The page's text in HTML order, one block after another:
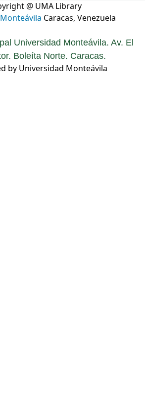
@ UMA Library
Caracas, Venezuela
Universidad Monteávila. Av. El
Boleíta Norte. Caracas.
by Universidad Monteávila